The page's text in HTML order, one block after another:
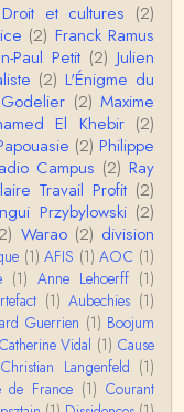
profite certai
la visit…
de Pascal Picq sur
r…
surtout ce que
toute évidence, d’êt
n’en sommes pas m
Droit et cultures (2)
(2) Franck Ramus
Paul Petit (2) Julien
(2) L'Énigme du
(2) Maxime
El Khebir (2)
(2) Philippe
Campus (2) Ray
Travail Profit (2)
Przybylowski (2)
Warao (2) division
(1) AFIS (1) AOC (1)
(1) Anne Lehoerff (1)
(1) Aubechies (1)
Guerrien (1) Boojum
Catherine Vidal (1) Cause
Christian Langenfeld (1)
de France (1) Courant